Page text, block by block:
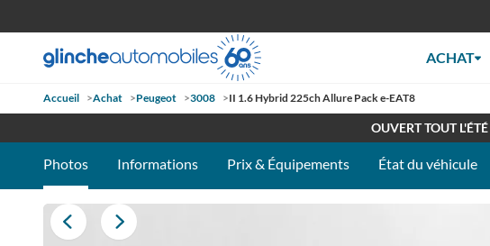
ACHAT
Accueil >Achat >Peugeot >3008 >II 1.6 Hybrid 225ch Allure Pack e-EAT8
OUVERT TOUT L'ÉTÉ
Photos Informations Prix & Équipements État du véhicule